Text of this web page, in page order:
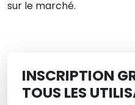
sur le marché.
INSCRIPTION
TOUS LES